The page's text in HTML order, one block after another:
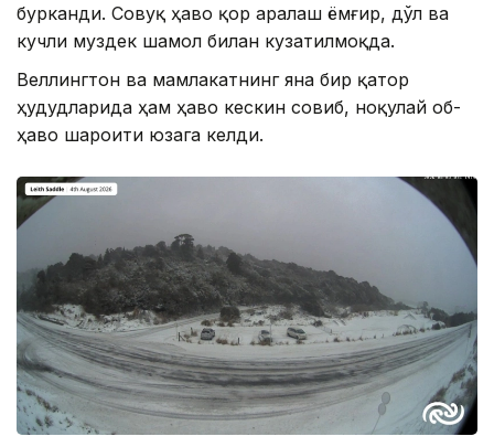
бурканди. Совуқ ҳаво қор аралаш ёмғир, дўл ва
кучли муздек шамол билан кузатилмоқда.
Веллингтон ва мамлакатнинг яна бир қатор
ҳудудларида ҳам ҳаво кескин совиб, ноқулай об-
ҳаво шароити юзага келди.